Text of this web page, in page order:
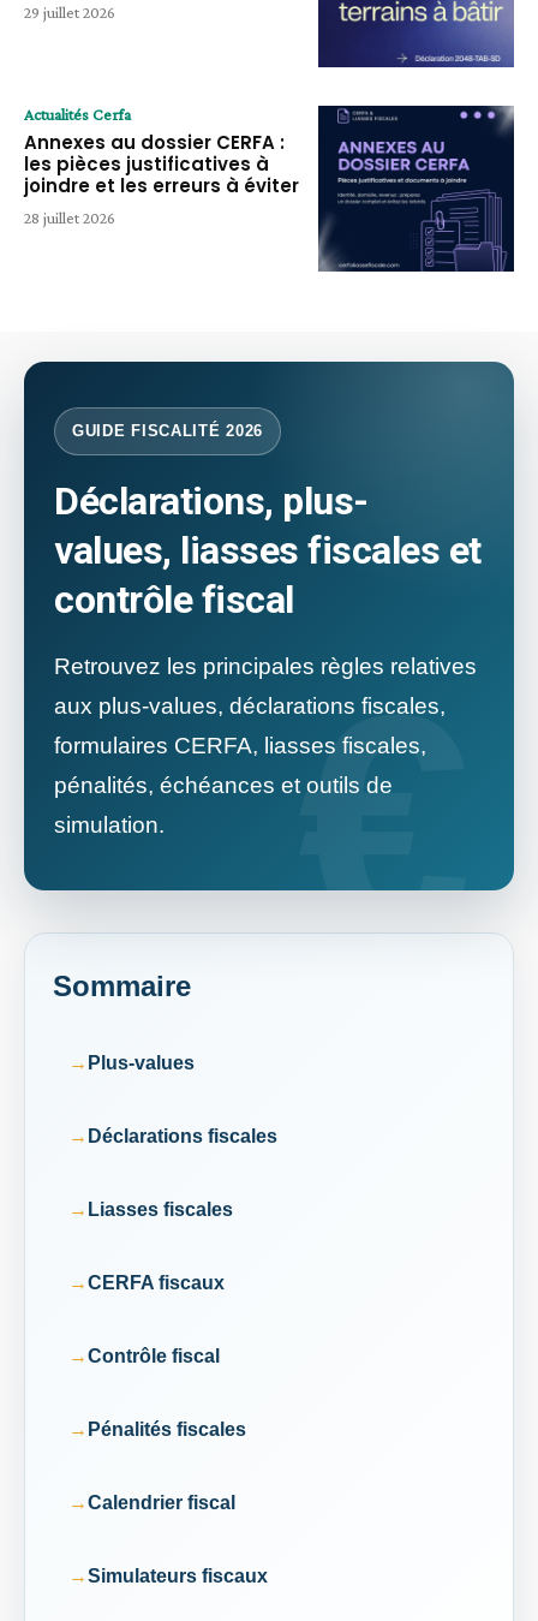
29 juillet 2026
Actualités Cerfa
Annexes au dossier CERFA :
les pièces justificatives à
joindre et les erreurs à éviter
28 juillet 2026
GUIDE FISCALITÉ 2026
Déclarations, plus-
values, liasses fiscales et
contrôle fiscal
Retrouvez les principales règles relatives
aux plus-values, déclarations fiscales,
formulaires CERFA, liasses fiscales,
pénalités, échéances et outils de
simulation.
Sommaire
Plus-values
Déclarations fiscales
Liasses fiscales
CERFA fiscaux
Contrôle fiscal
Pénalités fiscales
Calendrier fiscal
Simulateurs fiscaux